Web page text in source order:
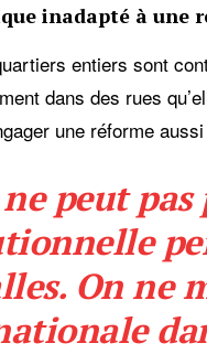
inadapté à une
entiers sont
dans des rues
une réforme
ne peut
On ne